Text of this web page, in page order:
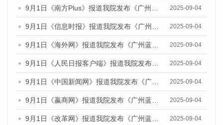
2025-09-04
2025-09-04
2025-09-04
2025-09-04
2025-09-04
2025-09-04
2025-09-04